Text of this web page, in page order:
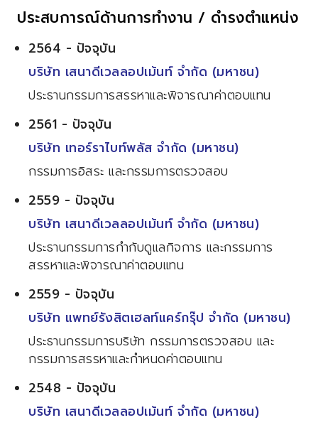
ประสบการณ์ด้านการทำงาน / ดำรงตำแหน่ง
2564 - ปัจจุบัน
บริษัท เสนาดีเวลลอปเม้นท์ จำกัด (มหาชน)
ประธานกรรมการสรรหาและพิจารณาค่าตอบแทน
2561 - ปัจจุบัน
บริษัท เทอร์ราไบท์พลัส จำกัด (มหาชน)
กรรมการอิสระ และกรรมการตรวจสอบ
2559 - ปัจจุบัน
บริษัท เสนาดีเวลลอปเม้นท์ จำกัด (มหาชน)
ประธานกรรมการกำกับดูแลกิจการ และกรรมการ
สรรหาและพิจารณาค่าตอบแทน
2559 - ปัจจุบัน
บริษัท แพทย์รังสิตเฮลท์แคร์กรุ๊ป จำกัด (มหาชน)
ประธานกรรมการบริษัท กรรมการตรวจสอบ และ
กรรมการสรรหาและกำหนดค่าตอบแทน
2548 - ปัจจุบัน
บริษัท เสนาดีเวลลอปเม้นท์ จำกัด (มหาชน)